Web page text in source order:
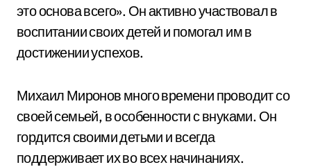
это основа всего». Он активно участвовал в
воспитании своих детей и помогал им в
достижении успехов.
Михаил Миронов много времени проводит со
своей семьей, в особенности с внуками. Он
гордится своими детьми и всегда
поддерживает их во всех начинаниях.